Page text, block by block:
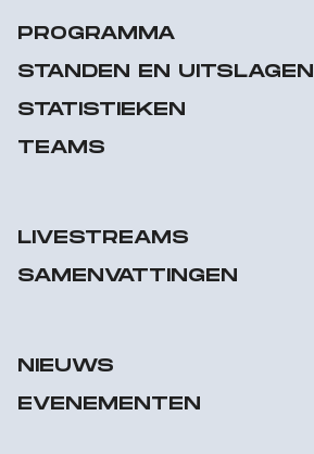
PROGRAMMA
STANDEN EN UITSLAGEN
STATISTIEKEN
TEAMS
LIVESTREAMS
SAMENVATTINGEN
NIEUWS
EVENEMENTEN